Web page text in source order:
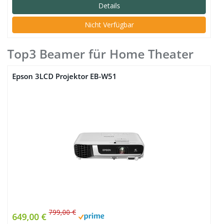
Details
Nicht Verfügbar
Top3 Beamer für Home Theater
Epson 3LCD Projektor EB-W51
649,00 € 799,00 €